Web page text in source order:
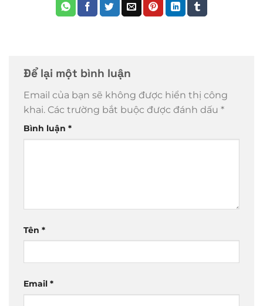
Để lại một bình luận
Email của bạn sẽ không được hiển thị công
khai. Các trường bắt buộc được đánh dấu *
Bình luận *
Tên *
Email *